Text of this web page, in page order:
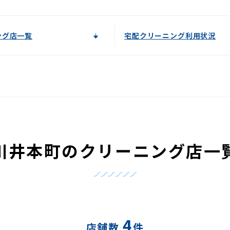
店一覧 宅配クリーニング利用状況
井本町のクリーニング店一
4